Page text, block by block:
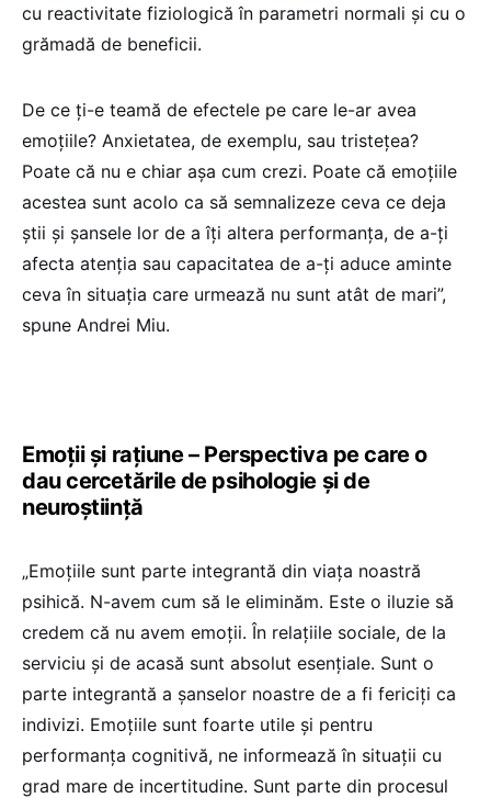
cu reactivitate fiziologică în parametri normali și cu o
grămadă de beneficii.
De ce ți-e teamă de efectele pe care le-ar avea
emoțiile? Anxietatea, de exemplu, sau tristețea?
Poate că nu e chiar așa cum crezi. Poate că emoțiile
acestea sunt acolo ca să semnalizeze ceva ce deja
știi și șansele lor de a îți altera performanța, de a-ți
afecta atenția sau capacitatea de a-ți aduce aminte
ceva în situația care urmează nu sunt atât de mari”,
spune Andrei Miu.
Emoții și rațiune – Perspectiva pe care o
dau cercetările de psihologie și de
neuroștiință
„Emoțiile sunt parte integrantă din viața noastră
psihică. N-avem cum să le eliminăm. Este o iluzie să
credem că nu avem emoții. În relațiile sociale, de la
serviciu și de acasă sunt absolut esențiale. Sunt o
parte integrantă a șanselor noastre de a fi fericiți ca
indivizi. Emoțiile sunt foarte utile și pentru
performanța cognitivă, ne informează în situații cu
grad mare de incertitudine. Sunt parte din procesul